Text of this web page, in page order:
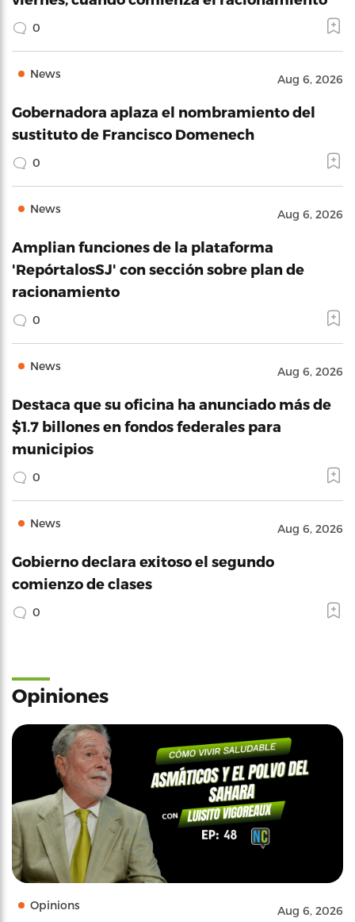
0
News Aug 6, 2026
Gobernadora aplaza el nombramiento del
sustituto de Francisco Domenech
0
News Aug 6, 2026
Amplian funciones de la plataforma
'RepórtalosSJ' con sección sobre plan de
racionamiento
0
News Aug 6, 2026
Destaca que su oficina ha anunciado más de
$1.7 billones en fondos federales para
municipios
0
News Aug 6, 2026
Gobierno declara exitoso el segundo
comienzo de clases
0
Opiniones
Opinions Aug 6, 2026